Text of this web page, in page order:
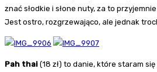
znać słodkie i słone nuty, za to
Jest ostro, rozgrzewająco, ale jednak
Pah thai (18 zł) to danie, które staram